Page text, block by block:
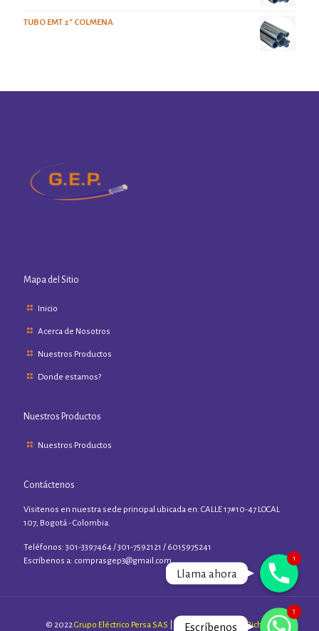
TUBO EMT 2" COLMENA
Mapa del Sitio
Inicio
Acerca de Nosotros
Nuestros Productos
Donde estamos?
Nuestros Productos
Nuestros Productos
Contáctenos
Visitenos en nuestra sede principal ubicada en: CALLE 17#10-47 LOCAL
107, Bogotá - Colombia.
Teléfonos: 301-3397464 / 301-7592121 / 6015975241
Escríbenos a: comprasgep3@gmail.com
© 2022Grupo Eléctrico Persa SAS | Sitio diseñado por: Richard
WhatsApp
1
Escríbenos
Phone
1
Llama ahora